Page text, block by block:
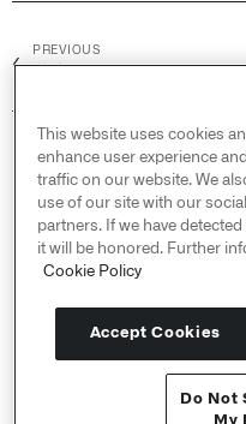
←
PREVIOUS
© 2026 Palantir
reserved.
Cookies Statement ↗
Privacy Statement ↗
Terms of Use ↗
Do Not Sell or Share
This website uses cookies
enhance user experience
traffic on our website. We
use of our site with our
partners. If we have
it will be honored. Further
Cookie Policy
Accept Cookies
Do Not